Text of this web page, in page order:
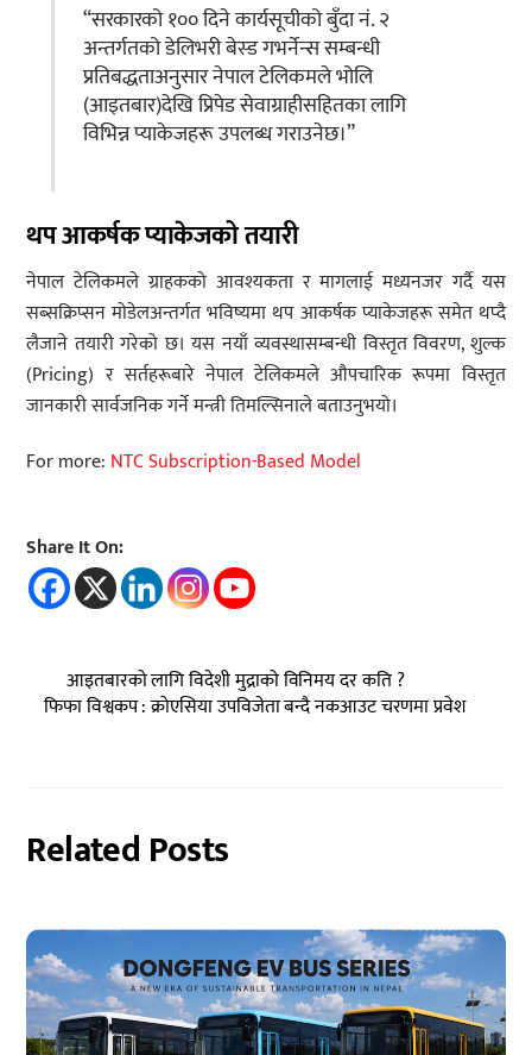
“सरकारको १०० दिने कार्यसूचीको बुँदा नं. २
अन्तर्गतको डेलिभरी बेस्ड गभर्नेन्स सम्बन्धी
प्रतिबद्धताअनुसार नेपाल टेलिकमले भोलि
(आइतबार)देखि प्रिपेड सेवाग्राहीसहितका लागि
विभिन्न प्याकेजहरू उपलब्ध गराउनेछ।”
थप आकर्षक प्याकेजको तयारी
नेपाल टेलिकमले ग्राहकको आवश्यकता र मागलाई मध्यनजर गर्दै यस
सब्सक्रिप्सन मोडेलअन्तर्गत भविष्यमा थप आकर्षक प्याकेजहरू समेत थप्दै
लैजाने तयारी गरेको छ। यस नयाँ व्यवस्थासम्बन्धी विस्तृत विवरण, शुल्क
(Pricing) र सर्तहरूबारे नेपाल टेलिकमले औपचारिक रूपमा विस्तृत
जानकारी सार्वजनिक गर्ने मन्त्री तिमल्सिनाले बताउनुभयो।
For more: NTC Subscription-Based Model
Share It On:
आइतबारको लागि विदेशी मुद्राको विनिमय दर कति ?
फिफा विश्वकप : क्रोएसिया उपविजेता बन्दै नकआउट चरणमा प्रवेश
Related Posts